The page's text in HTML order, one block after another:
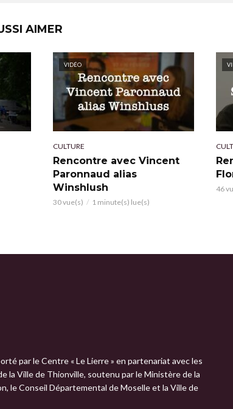
AIMER
VIDÉO
CULTURE
Rencontre avec Vincent
Paronnaud alias
Winshlush
30 vue(s) 1 minute(s) lue(s)
46
par le Centre « Le Lierre » en partenariat avec les
la Ville de Thionville, soutenu par le Ministère de la
le Conseil Départemental de Moselle et la Ville de